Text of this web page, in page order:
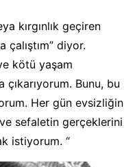
kırgınlık geçiren
çalıştım” diyor.
kötü yaşam
çıkarıyorum. Bunu, bu
Her gün evsizliğin
sefaletin gerçeklerini
istiyorum. “